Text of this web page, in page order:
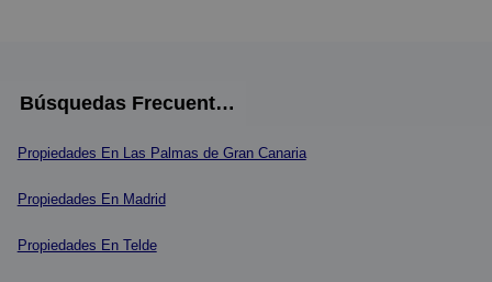
Búsquedas Frecuentes
Propiedades En Las Palmas de Gran Canaria
Propiedades En Madrid
Propiedades En Telde